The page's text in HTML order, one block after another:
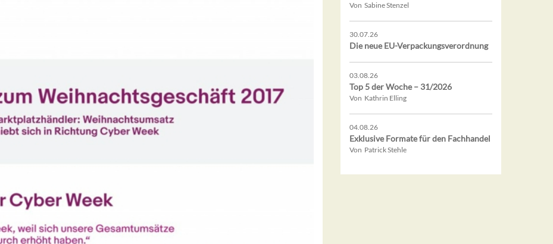
Von Sabine Stenzel
30.07.26
Die neue EU-Verpackungsverordnung
03.08.26
Top 5 der Woche – 31/2026
Von Kathrin Elling
04.08.26
Exklusive Formate für den Fachhandel
Von Patrick Stehle